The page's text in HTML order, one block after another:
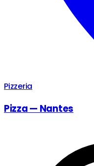
Pizzeria
Pizza — Nantes